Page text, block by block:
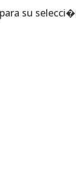
su